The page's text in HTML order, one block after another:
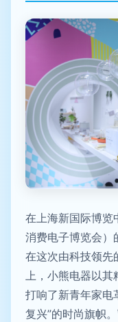
在上海新国际博览
消费电子博览会）
在这次由科技领先
上，小熊电器以其
打响了新青年家电
复兴”的时尚旗帜